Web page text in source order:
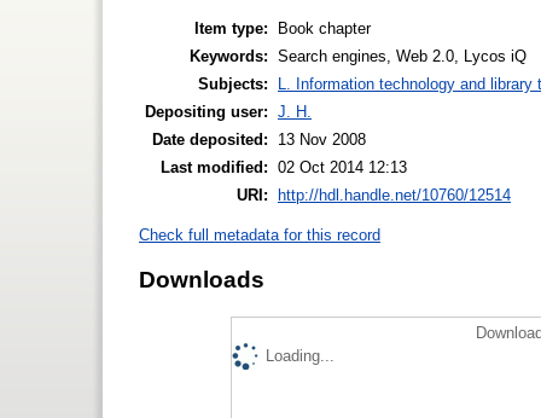
Item type:
Book chapter
Keywords: Search engines, Web 2.0, Lycos iQ
Subjects:
L. Information technology and library
Depositing user: J. H.
Date deposited:
13 Nov 2008
Last modified: 02 Oct 2014 12:13
URI:
http://hdl.handle.net/10760/12514
Check full metadata for this record
Downloads
Loading...